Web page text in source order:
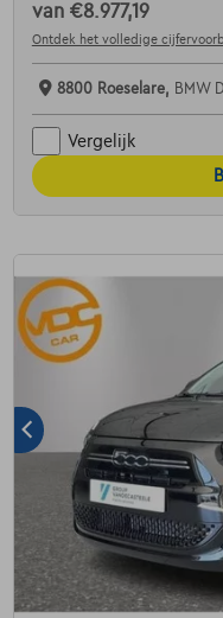
van €8.977,19
Ontdek het volledige
8800 Roeselare, BMW
Vergelijk